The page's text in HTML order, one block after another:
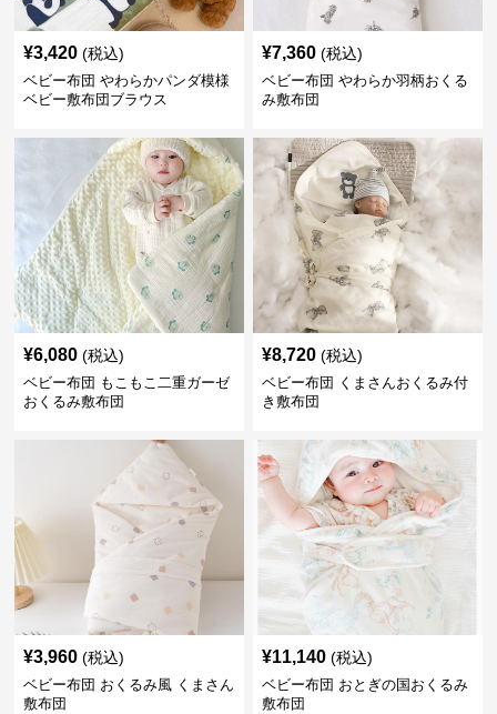
¥3,420 (税込)
ベビー布団 やわらかパンダ模様
ベビー敷布団ブラウス
¥7,360 (税込)
ベビー布団 やわらか羽柄おくる
み敷布団
¥6,080 (税込)
ベビー布団 もこもこ二重ガーゼ
おくるみ敷布団
¥8,720 (税込)
ベビー布団 くまさんおくるみ付
き敷布団
¥3,960 (税込)
ベビー布団 おくるみ風 くまさん
敷布団
¥11,140 (税込)
ベビー布団 おとぎの国おくるみ
敷布団